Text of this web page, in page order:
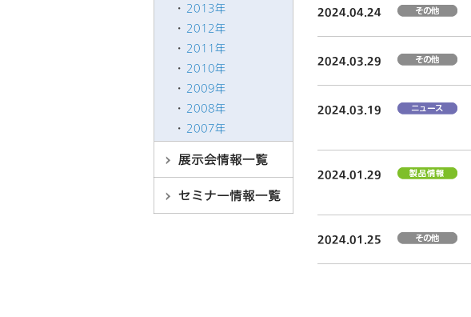
2013年
2012年
2011年
2010年
2009年
2008年
2007年
2024.04.24
2024.03.29
2024.03.19
2024.01.29
2024.01.25